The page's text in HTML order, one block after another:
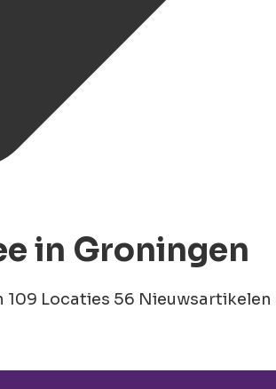
in Groningen
109 Locaties 56 Nieuwsartikelen